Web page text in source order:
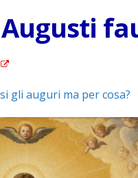
gli auguri ma per cosa?